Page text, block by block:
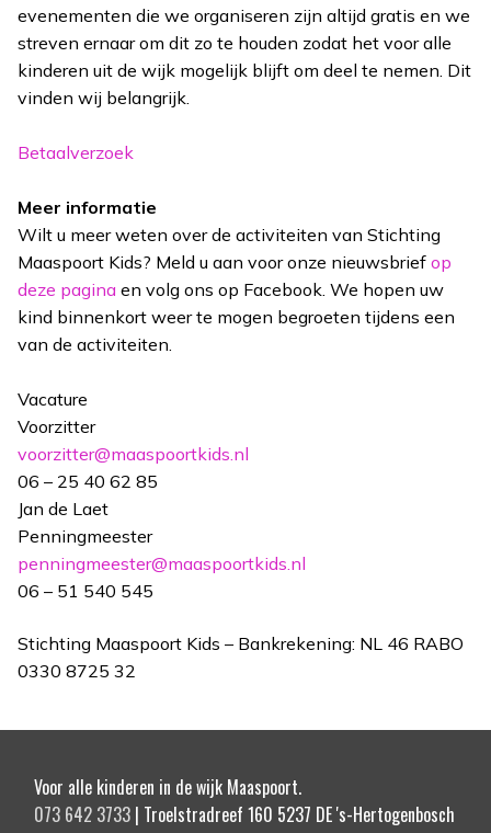
evenementen die we organiseren zijn altijd gratis en we
streven ernaar om dit zo te houden zodat het voor alle
kinderen uit de wijk mogelijk blijft om deel te nemen. Dit
vinden wij belangrijk.
Betaalverzoek
Meer informatie
Wilt u meer weten over de activiteiten van Stichting
Maaspoort Kids? Meld u aan voor onze nieuwsbrief op
deze pagina en volg ons op Facebook. We hopen uw
kind binnenkort weer te mogen begroeten tijdens een
van de activiteiten.
Vacature
Voorzitter
voorzitter@maaspoortkids.nl
06 – 25 40 62 85
Jan de Laet
Penningmeester
penningmeester@maaspoortkids.nl
06 – 51 540 545
Stichting Maaspoort Kids – Bankrekening: NL 46 RABO
0330 8725 32
Voor alle kinderen in de wijk Maaspoort.
073 642 3733 | Troelstradreef 160 5237 DE 's-Hertogenbosch